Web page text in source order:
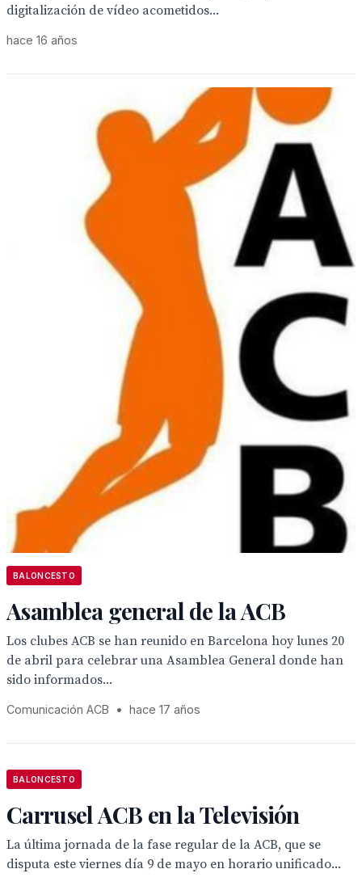
digitalización de vídeo acometidos...
hace 16 años
BALONCESTO
Asamblea general de la ACB
Los clubes ACB se han reunido en Barcelona hoy lunes 20
de abril para celebrar una Asamblea General donde han
sido informados...
Comunicación ACB • hace 17 años
BALONCESTO
Carrusel ACB en la Televisión
La última jornada de la fase regular de la ACB, que se
disputa este viernes día 9 de mayo en horario unificado...